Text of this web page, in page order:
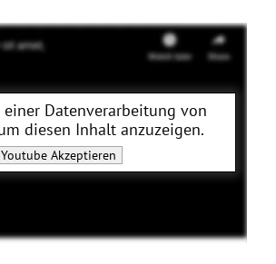
Datenverarbeitung von
diesen Inhalt anzuzeigen.
YoutubeAkzeptieren